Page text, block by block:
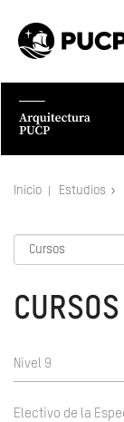
Inicio Estudios
CURSOS
Nivel 9
Electivo de la